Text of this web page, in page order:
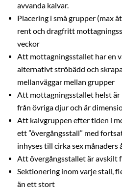
avvanda kalvar.
Placering i små grupper (max
rent och dragfritt
veckor
Att mottagningsstallet har en
alternativt ströbädd och
mellanväggar mellan grupper
Att mottagningsstallet helst är
från övriga djur och är
Att kalvgruppen efter tiden i
ett ”övergångsstall” med
inhyses till cirka sex månaders
Att övergångsstallet är avskilt
Sektionering inom varje stall,
än ett stort